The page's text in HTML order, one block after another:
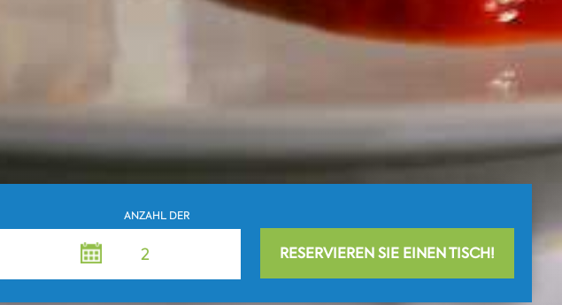
ANZAHL DER
PERSONEN
RESERVIEREN SIE EINEN TISCH!